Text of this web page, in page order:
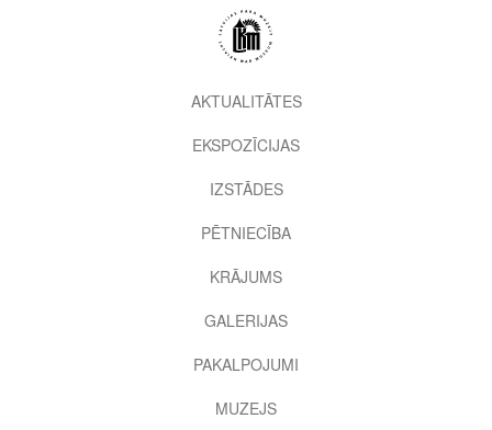
2nd
level
AKTUALITĀTES
EKSPOZĪCIJAS
IZSTĀDES
PĒTNIECĪBA
KRĀJUMS
GALERIJAS
PAKALPOJUMI
MUZEJS